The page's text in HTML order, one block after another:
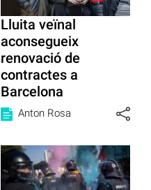
Lluita veïnal
aconsegueix
renovació de
contractes a
Barcelona
Anton Rosa